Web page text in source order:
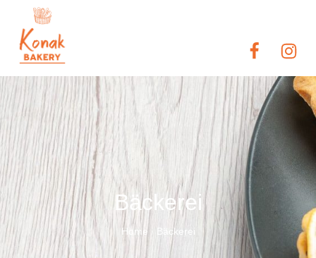
Bäckerei
Home Bäckerei